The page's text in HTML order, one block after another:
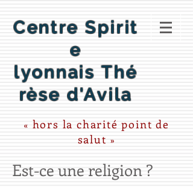
Centre Spirit
e
lyonnaisThé
rèse d'Avila
« hors lacharité point de
salut »
Est-ce une religion ?